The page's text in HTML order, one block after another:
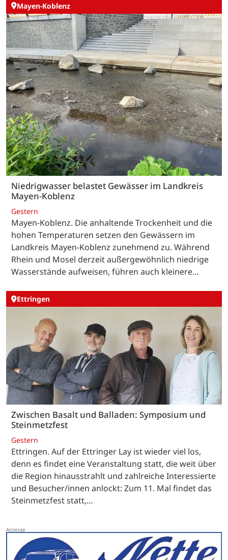
Mayen-Koblenz
Niedrigwasser belastet Gewässer im Landkreis
Mayen-Koblenz
Gestern
Mayen-Koblenz. Die anhaltende Trockenheit und die
hohen Temperaturen setzen den Gewässern im
Landkreis Mayen-Koblenz zunehmend zu. Während
Rhein und Mosel derzeit außergewöhnlich niedrige
Wasserstände aufweisen, führen auch kleinere…
Ettringen
Zwischen Basalt und Balladen: Symposium und
Steinmetzfest
Gestern
Ettringen. Auf der Ettringer Lay ist wieder viel los,
denn es findet eine Veranstaltung statt, die weit über
die Region hinausstrahlt und zahlreiche Interessierte
und Besucher/innen anlockt: Zum 11. Mal findet das
Steinmetzfest statt,…